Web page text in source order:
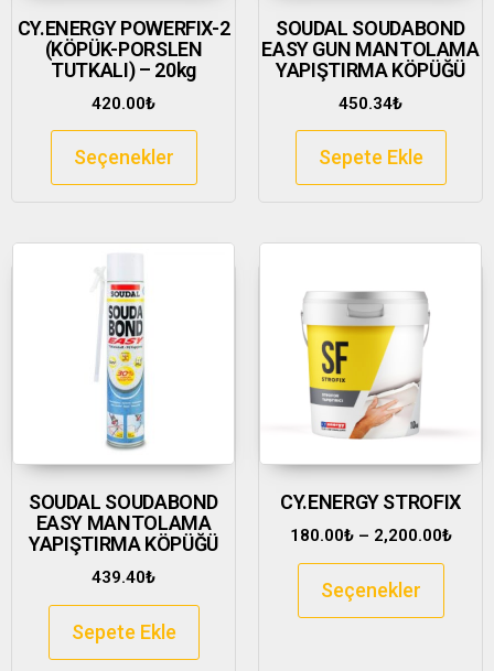
CY.ENERGY POWERFIX-2
(KÖPÜK-PORSLEN
TUTKALI) – 20kg
420.00₺
Seçenekler
SOUDAL SOUDABOND
EASY GUN MANTOLAMA
YAPIŞTIRMA KÖPÜĞÜ
450.34₺
Sepete Ekle
SOUDAL SOUDABOND
EASY MANTOLAMA
YAPIŞTIRMA KÖPÜĞÜ
439.40₺
Sepete Ekle
CY.ENERGY STROFIX
180.00₺ – 2,200.00₺
Seçenekler